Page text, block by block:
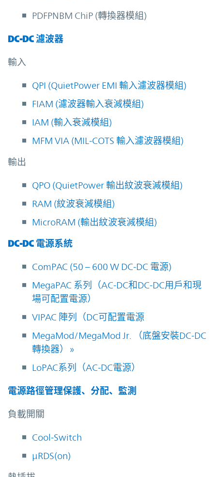
PDFPNBM ChiP (轉換器模組)
DC-DC 濾波器
輸入
QPI (QuietPower EMI 輸入濾波器模組)
FIAM (濾波器輸入衰減模組)
IAM (輸入衰減模組)
MFM VIA (MIL-COTS 輸入濾波器模組)
輸出
QPO (QuietPower 輸出紋波衰減模組)
RAM (紋波衰減模組)
MicroRAM (輸出紋波衰減模組)
DC-DC 電源系統
ComPAC (50 – 600 W DC-DC 電源)
MegaPAC 系列（AC-DC和DC-DC用戶和現
場可配置電源）
VIPAC 陣列（DC可配置電源
MegaMod/MegaMod Jr. （底盤安裝DC-DC
轉換器） »
LoPAC系列（AC-DC電源）
電源路徑管理保護、分配、監測
負載開關
Cool-Switch
µRDS(on)